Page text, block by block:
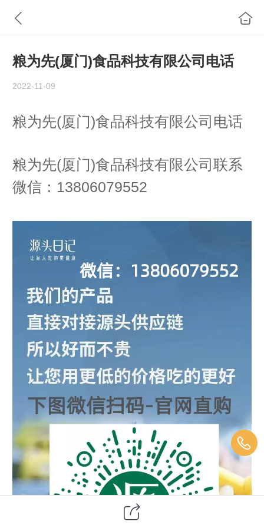
粮为先(厦门)食品科技有限公司电话
2022-11-09
粮为先(厦门)食品科技有限公司电话
粮为先(厦门)食品科技有限公司联系
微信：13806079552